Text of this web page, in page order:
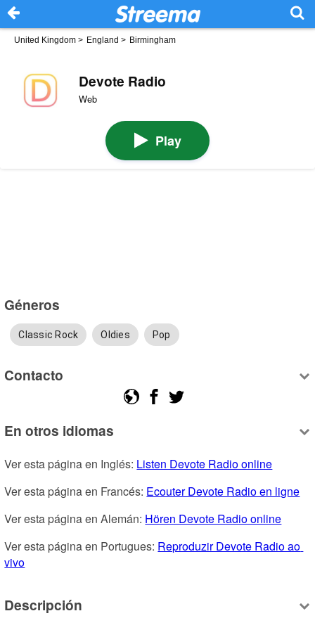
United Kingdom > England > Birmingham
Devote Radio
Web
Play
Géneros
Classic Rock Oldies Pop
Contacto
En otros idiomas
Ver esta página en Inglés: Listen Devote Radio online
Ver esta página en Francés: Ecouter Devote Radio en ligne
Ver esta página en Alemán: Hören Devote Radio online
Ver esta página en Portugues: Reproduzir Devote Radio ao
vivo
Descripción